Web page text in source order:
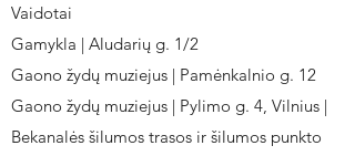
Vaidotai
Gamykla | Aludarių g. 1/2
Gaono žydų muziejus | Pamėnkalnio g. 12
Gaono žydų muziejus | Pylimo g. 4, Vilnius |
Bekanalės šilumos trasos ir šilumos punkto